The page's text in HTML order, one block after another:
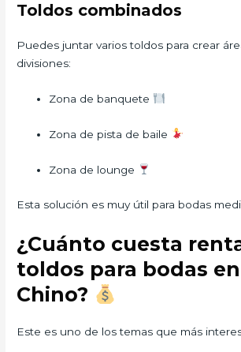
Toldos combinados
Puedes juntar varios toldos para crear
divisiones:
Zona de banquete
Zona de pista de baile
Zona de lounge
Esta solución es muy útil para bodas
¿Cuánto cuesta
toldos para bodas
Chino?
Este es uno de los temas que más